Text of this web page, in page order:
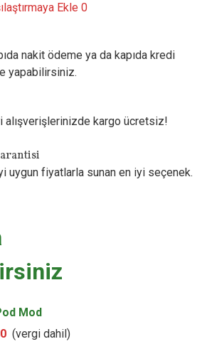
1 Arada
Var
Ürün
Ekle 0
nakit ödeme ya da kapıda kredi
yapabilirsiniz.
alışverişlerinizde kargo ücretsiz!
uygun fiyatlarla sunan en iyi seçenek.
Mod
(vergi dahil)